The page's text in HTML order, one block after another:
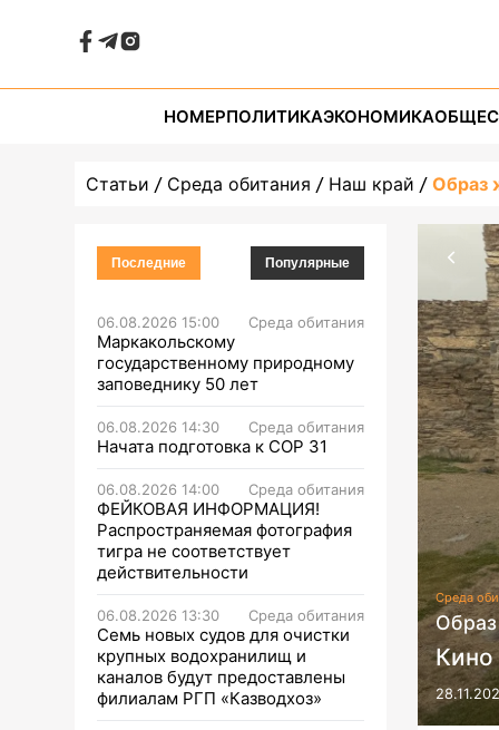
НОМЕРПОЛИТИКАЭКОНОМИКА
Статьи Среда обитания Наш край Образ
Последние Популярные
06.08.2026 15:00 Среда обитания
Маркакольскому
государственному природному
заповеднику 50 лет
06.08.2026 14:30 Среда обитания
Начата подготовка к СОР 31
06.08.2026 14:00 Среда обитания
ФЕЙКОВАЯ ИНФОРМАЦИЯ!
Распространяемая фотография
тигра не соответствует
действительности
06.08.2026 13:30 Среда обитания
Семь новых судов для очистки
крупных водохранилищ и
каналов будут предоставлены
филиалам РГП «Казводхоз»
Среда
Кино